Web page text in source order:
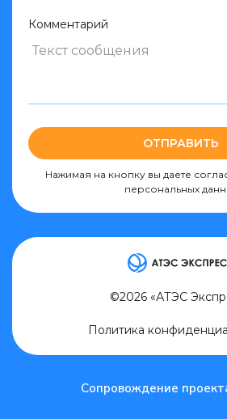
Комментарий
ОТПРАВИТЬ
Нажимая на кнопку вы даете
персональных
©2026 «АТЭС
Политика
Сопровождение